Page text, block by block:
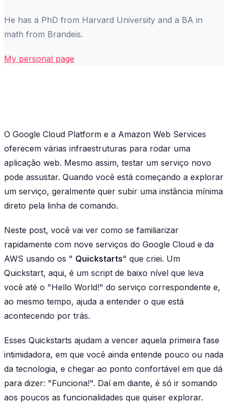
He has a PhD from Harvard University and a BA in
math from Brandeis.
My personal page
O Google Cloud Platform e a Amazon Web Services
oferecem várias infraestruturas para rodar uma
aplicação web. Mesmo assim, testar um serviço novo
pode assustar. Quando você está começando a explorar
um serviço, geralmente quer subir uma instância mínima
direto pela linha de comando.
Neste post, você vai ver como se familiarizar
rapidamente com nove serviços do Google Cloud e da
AWS usando os " Quickstarts" que criei. Um
Quickstart, aqui, é um script de baixo nível que leva
você até o "Hello World!" do serviço correspondente e,
ao mesmo tempo, ajuda a entender o que está
acontecendo por trás.
Esses Quickstarts ajudam a vencer aquela primeira fase
intimidadora, em que você ainda entende pouco ou nada
da tecnologia, e chegar ao ponto confortável em que dá
para dizer: "Funciona!". Daí em diante, é só ir somando
aos poucos as funcionalidades que quiser explorar.